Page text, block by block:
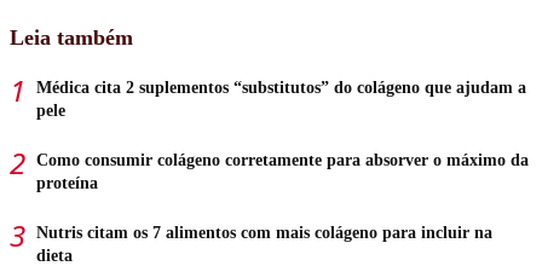
Leia também
Médica cita 2 suplementos “substitutos” do colágeno que ajudam a
pele
Como consumir colágeno corretamente para absorver o máximo da
proteína
Nutris citam os 7 alimentos com mais colágeno para incluir na
dieta